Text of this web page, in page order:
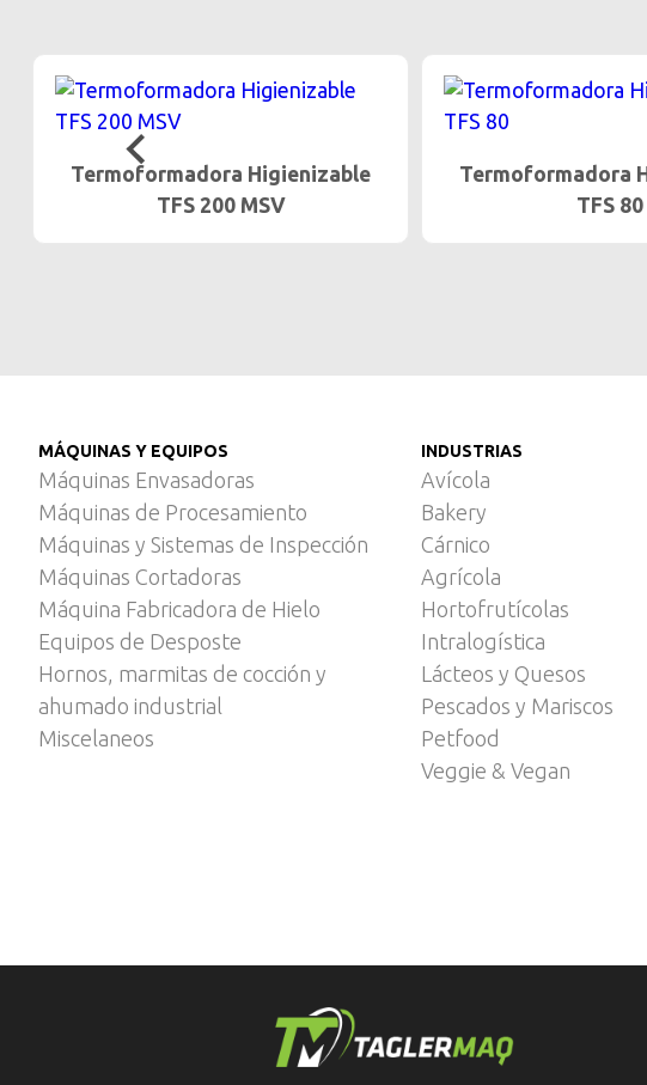
Termoformadora Higienizable
TFS 200 MSV
Termoformadora
TFS 80
MÁQUINAS Y EQUIPOS
Máquinas Envasadoras
Máquinas de Procesamiento
Máquinas y Sistemas de Inspección
Máquinas Cortadoras
Máquina Fabricadora de Hielo
Equipos de Desposte
Hornos, marmitas de cocción y
ahumado industrial
Miscelaneos
INDUSTRIAS
Avícola
Bakery
Cárnico
Agrícola
Hortofrutícolas
Intralogística
Lácteos y Quesos
Pescados y Mariscos
Petfood
Veggie & Vegan